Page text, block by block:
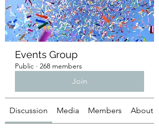
Events Group
Public · 268 members
Join
Discussion Media Members About